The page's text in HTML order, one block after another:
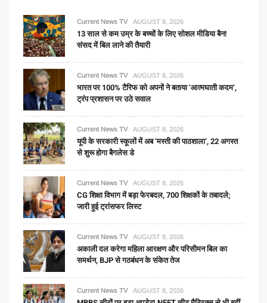
Current News TV AUGUST 8, 2026
13 साल से कम उम्र के बच्चों के लिए सोशल मीडिया बैन!
संसद में बिल लाने की तैयारी
Current News TV AUGUST 8, 2026
भारत पर 100% टैरिफ को अपनों ने बताया ‘आत्मघाती कदम’,
ट्रंप प्रशासन पर उठे सवाल
Current News TV AUGUST 8, 2026
यूपी के सरकारी स्कूलों में अब ‘मस्ती की पाठशाला’, 22 अगस्त
से शुरू होगा बैगलेस डे
Current News TV AUGUST 8, 2026
CG शिक्षा विभाग में बड़ा फेरबदल, 700 शिक्षकों के तबादले;
जारी हुई ट्रांसफर लिस्ट
Current News TV AUGUST 8, 2026
अकाली दल करेगा महिला आरक्षण और परिसीमन बिल का
समर्थन, BJP से गठबंधन के संकेत तेज
Current News TV AUGUST 8, 2026